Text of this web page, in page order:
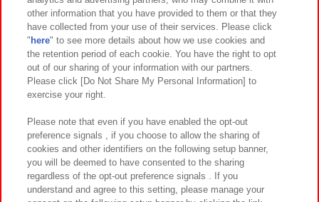
関連会社 サステナビリティ サイトポリシー
プライバシーポリシー ウェブアクセシビリティ方針と検証結果
お取引先さまとともに
カスタマーハラスメント対応方針 よくあるご質問・お問い合わせ
other information that you have provided to them or that they
have collected from your use of their services. Please click
" here" to see more details about how we use cookies and
the retention period of each cookie. You have the right to opt
out of our sharing of your information with our partners.
Please click [Do Not Share My Personal Information] to
exercise your right.
Please note that even if you have enabled the opt-out
preference signals , if you choose to allow the sharing of
cookies and other identifiers on the following setup banner,
you will be deemed to have consented to the sharing
regardless of the opt-out preference signals . If you
understand and agree to this setting, please manage your